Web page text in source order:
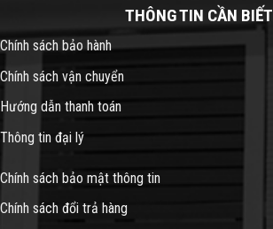
THÔNG TIN CẦN BIẾT
Chính sách bảo hành
Chính sách vận chuyển
Hướng dẫn thanh toán
Thông tin đại lý
Chính sách bảo mật thông tin
Chính sách đổi trả hàng